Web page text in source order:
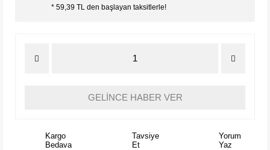
* 59,39 TL den başlayan taksitlerle!
GELİNCE HABER VER
Kargo
Bedava
Tavsiye
Et
Yorum
Yaz